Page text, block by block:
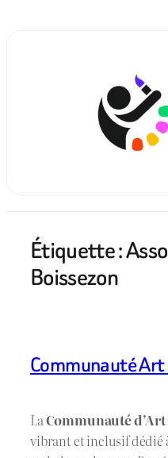
Étiquette :
Boissezon
Communauté Art
LaCommunauté
vibrant et inclusif dédié